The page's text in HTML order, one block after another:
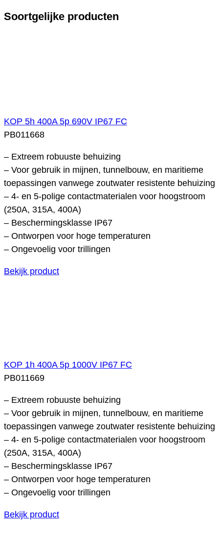
Soortgelijke producten
KOP 5h 400A 5p 690V IP67 FC
PB011668
– Extreem robuuste behuizing
– Voor gebruik in mijnen, tunnelbouw, en maritieme
toepassingen vanwege zoutwater resistente behuizing
– 4- en 5-polige contactmaterialen voor hoogstroom
(250A, 315A, 400A)
– Beschermingsklasse IP67
– Ontworpen voor hoge temperaturen
– Ongevoelig voor trillingen
Bekijk product
KOP 1h 400A 5p 1000V IP67 FC
PB011669
– Extreem robuuste behuizing
– Voor gebruik in mijnen, tunnelbouw, en maritieme
toepassingen vanwege zoutwater resistente behuizing
– 4- en 5-polige contactmaterialen voor hoogstroom
(250A, 315A, 400A)
– Beschermingsklasse IP67
– Ontworpen voor hoge temperaturen
– Ongevoelig voor trillingen
Bekijk product